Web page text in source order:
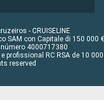
- CRUISELINE
SAM con Capitale di 150 000 €
4000717380
profissional RC RSA de 10 000
reserved